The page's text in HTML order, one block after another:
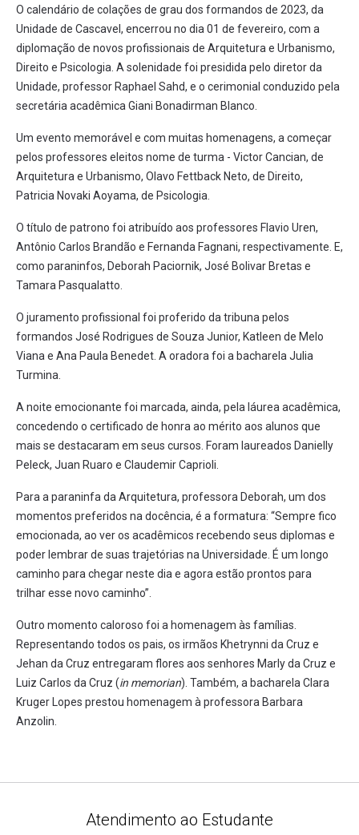
O calendário de colações de grau dos formandos de 2023, da
Unidade de Cascavel, encerrou no dia 01 de fevereiro, com a
diplomação de novos profissionais de Arquitetura e Urbanismo,
Direito e Psicologia. A solenidade foi presidida pelo diretor da
Unidade, professor Raphael Sahd, e o cerimonial conduzido pela
secretária acadêmica Giani Bonadirman Blanco.
Um evento memorável e com muitas homenagens, a começar
pelos professores eleitos nome de turma - Victor Cancian, de
Arquitetura e Urbanismo, Olavo Fettback Neto, de Direito,
Patricia Novaki Aoyama, de Psicologia.
O título de patrono foi atribuído aos professores Flavio Uren,
Antônio Carlos Brandão e Fernanda Fagnani, respectivamente. E,
como paraninfos, Deborah Paciornik, José Bolivar Bretas e
Tamara Pasqualatto.
O juramento profissional foi proferido da tribuna pelos
formandos José Rodrigues de Souza Junior, Katleen de Melo
Viana e Ana Paula Benedet. A oradora foi a bacharela Julia
Turmina.
A noite emocionante foi marcada, ainda, pela láurea acadêmica,
concedendo o certificado de honra ao mérito aos alunos que
mais se destacaram em seus cursos. Foram laureados Danielly
Peleck, Juan Ruaro e Claudemir Caprioli.
Para a paraninfa da Arquitetura, professora Deborah, um dos
momentos preferidos na docência, é a formatura: “Sempre fico
emocionada, ao ver os acadêmicos recebendo seus diplomas e
poder lembrar de suas trajetórias na Universidade. É um longo
caminho para chegar neste dia e agora estão prontos para
trilhar esse novo caminho”.
Outro momento caloroso foi a homenagem às famílias.
Representando todos os pais, os irmãos Khetrynni da Cruz e
Jehan da Cruz entregaram flores aos senhores Marly da Cruz e
Luiz Carlos da Cruz (in memorian). Também, a bacharela Clara
Kruger Lopes prestou homenagem à professora Barbara
Anzolin.
Atendimento ao Estudante